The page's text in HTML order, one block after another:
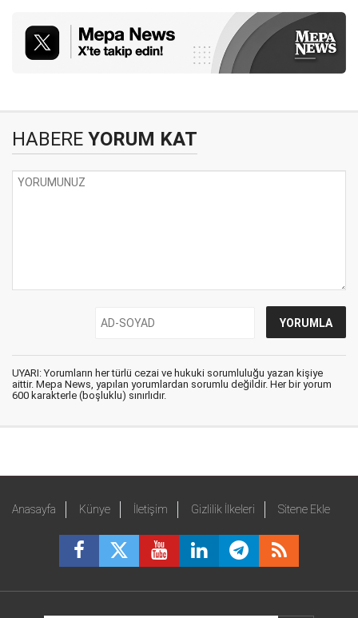
HABERE YORUM KAT
UYARI: Yorumların her türlü cezai ve hukuki sorumluluğu yazan kişiye
aittir. Mepa News, yapılan yorumlardan sorumlu değildir. Her bir yorum
600 karakterle (boşluklu) sınırlıdır.
Anasayfa Künye İletişim Gizlilik İlkeleri Sitene Ekle